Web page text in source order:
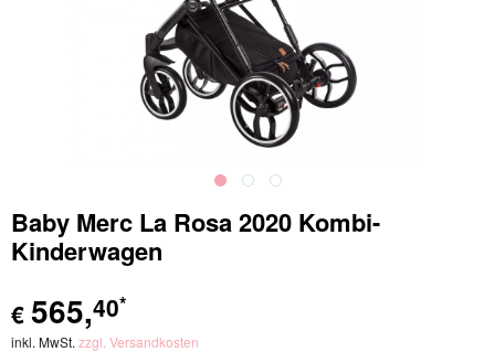
Baby Merc La Rosa 2020 Kombi-
Kinderwagen
€ 565,40*
inkl. MwSt. zzgl. Versandkosten